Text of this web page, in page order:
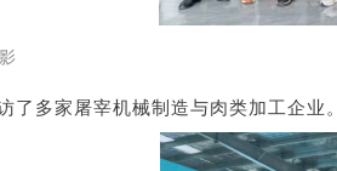
了多家屠宰机械制造与肉类加工企业。